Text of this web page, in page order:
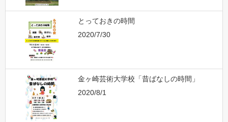
とっておきの時間
2020/7/30
金ヶ崎芸術大学校「昔ばなしの時間」
2020/8/1